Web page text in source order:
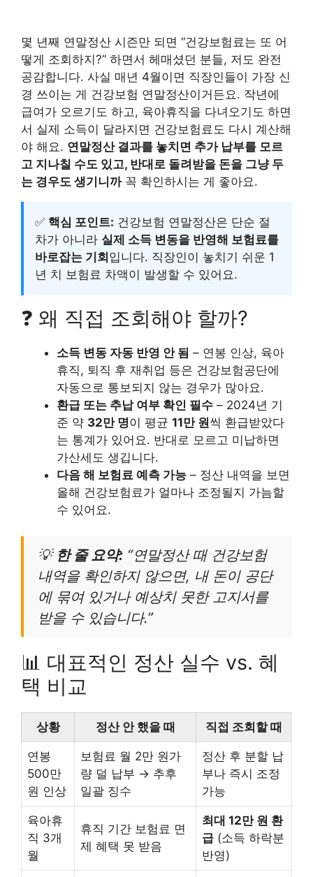
몇 년째 연말정산 시즌만 되면 “건강보험료는 또 어
떻게 조회하지?” 하면서 헤매셨던 분들, 저도 완전
공감합니다. 사실 매년 4월이면 직장인들이 가장 신
경 쓰이는 게 건강보험 연말정산이거든요. 작년에
급여가 오르기도 하고, 육아휴직을 다녀오기도 하면
서 실제 소득이 달라지면 건강보험료도 다시 계산해
야 해요. 연말정산 결과를 놓치면 추가 납부를 모르
고 지나칠 수도 있고, 반대로 돌려받을 돈을 그냥 두
는 경우도 생기니까꼭 확인하시는 게 좋아요.
✅ 핵심 포인트: 건강보험 연말정산은 단순 절
차가 아니라 실제 소득 변동을 반영해 보험료를
바로잡는 기회입니다. 직장인이 놓치기 쉬운 1
년 치 보험료 차액이 발생할 수 있어요.
❓ 왜 직접 조회해야 할까?
소득 변동 자동 반영 안 됨 – 연봉 인상, 육아
휴직, 퇴직 후 재취업 등은 건강보험공단에
자동으로 통보되지 않는 경우가 많아요.
환급 또는 추납 여부 확인 필수 – 2024년 기
준 약 32만 명이 평균 11만 원씩 환급받았다
는 통계가 있어요. 반대로 모르고 미납하면
가산세도 생깁니다.
다음 해 보험료 예측 가능 – 정산 내역을 보면
올해 건강보험료가 얼마나 조정될지 가늠할
수 있어요.
💡 한 줄 요약: “연말정산 때 건강보험
내역을 확인하지 않으면, 내 돈이 공단
에 묶여 있거나 예상치 못한 고지서를
받을 수 있습니다.”
📊 대표적인 정산 실수 vs. 혜
택 비교
상황 정산 안 했을 때 직접 조회할 때
연봉
500만
원 인상
보험료 월 2만 원가
량 덜 납부 → 추후
일괄 징수
정산 후 분할 납
부나 즉시 조정
가능
육아휴
직 3개
월
휴직 기간 보험료 면
제 혜택 못 받음
최대 12만 원 환
급 (소득 하락분
반영)